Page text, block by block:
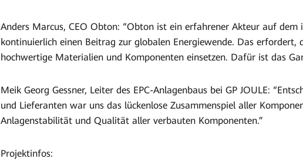
Anders Marcus, CEO Obton: “Obton ist ein erfahrener Akteur auf
kontinuierlich einen Beitrag zur globalen Energiewende. Das erfordert,
hochwertige Materialien und Komponenten einsetzen. Dafür ist das
Meik Georg Gessner, Leiter des EPC-Anlagenbaus bei GP JOULE:
und Lieferanten war uns das lückenlose Zusammenspiel aller
Anlagenstabilität und Qualität aller verbauten Komponenten.”
Projektinfos: